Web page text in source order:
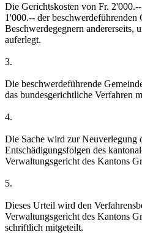
Die Gerichtskosten von Fr.
1'000.-- der beschwerdeführenden
Beschwerdegegnern andererseits,
auferlegt.
3.
Die beschwerdeführende
das bundesgerichtliche Verfahren
4.
Die Sache wird zur Neuverlegung
Entschädigungsfolgen des
Verwaltungsgericht des Kantons
5.
Dieses Urteil wird den
Verwaltungsgericht des Kantons
schriftlich mitgeteilt.